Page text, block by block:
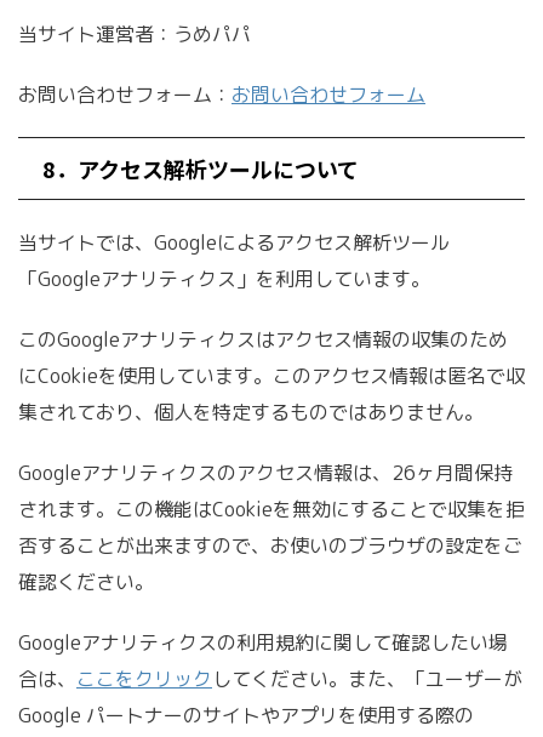
当サイト運営者：うめパパ
お問い合わせフォーム： お問い合わせフォーム
8．アクセス解析ツールについて
当サイトでは、Googleによるアクセス解析ツール
「Googleアナリティクス」を利用しています。
このGoogleアナリティクスはアクセス情報の収集のため
にCookieを使用しています。このアクセス情報は匿名で収
集されており、個人を特定するものではありません。
Googleアナリティクスのアクセス情報は、26ヶ月間保持
されます。この機能はCookieを無効にすることで収集を拒
否することが出来ますので、お使いのブラウザの設定をご
確認ください。
Googleアナリティクスの利用規約に関して確認したい場
合は、 ここをクリック してください。また、「ユーザーが
Google パートナーのサイトやアプリを使用する際の